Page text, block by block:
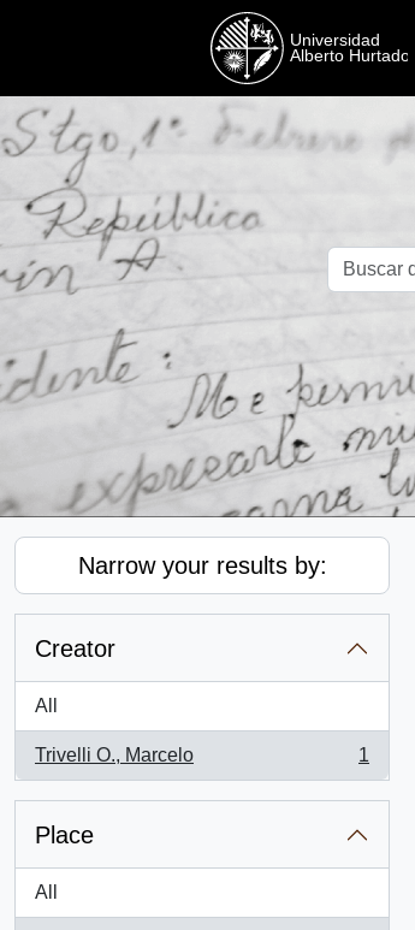
Narrow your results by:
Creator
All
Trivelli O., Marcelo
, 1 results
1
Place
All